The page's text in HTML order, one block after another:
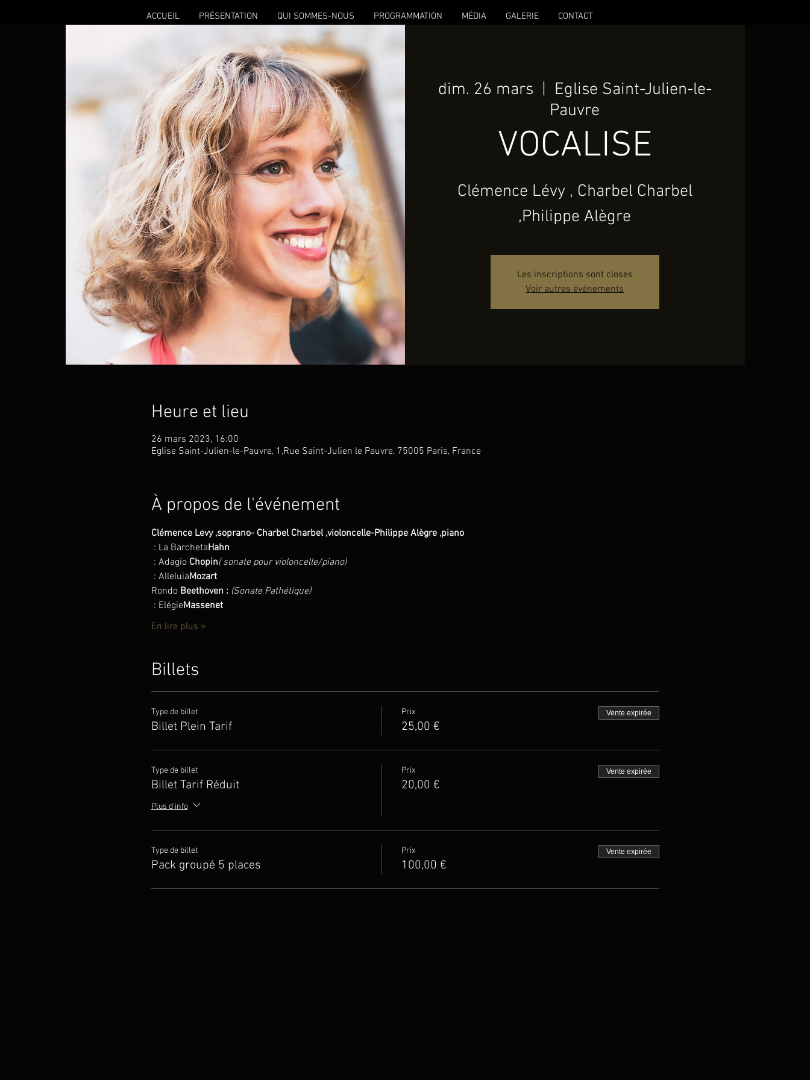
ACCUEIL PRÉSENTATION QUI SOMMES-NOUS PROGRAMMATION MÉDIA GALERIE CONTACT
dim. 26 mars
  |
Eglise Saint-Julien-le-
Pauvre
VOCALISE
Clémence Lévy , Charbel Charbel
,Philippe Alègre
Les inscriptions sont closes
Voir autres événements
Heure et lieu
26 mars 2023, 16:00
Eglise Saint-Julien-le-Pauvre, 1,Rue Saint-Julien le Pauvre, 75005 Paris, France
À propos de l'événement
Clémence Levy ,soprano- Charbel Charbel ,violoncelle-Philippe Alègre ,piano
: La BarchetaHahn
: Adagio Chopin( sonate pour violoncelle/piano)
: AlleluiaMozart
Rondo Beethoven : (Sonate Pathétique)
: ElégieMassenet
En lire plus >
Billets
Type de billet
Billet Plein Tarif
Prix
25,00 €
Vente expirée
Type de billet
Billet Tarif Réduit
Plus d'info
Prix
20,00 €
Vente expirée
Type de billet
Pack groupé 5 places
Prix
100,00 €
Vente expirée